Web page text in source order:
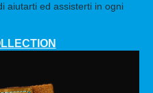
aiutarti ed assisterti in ogni